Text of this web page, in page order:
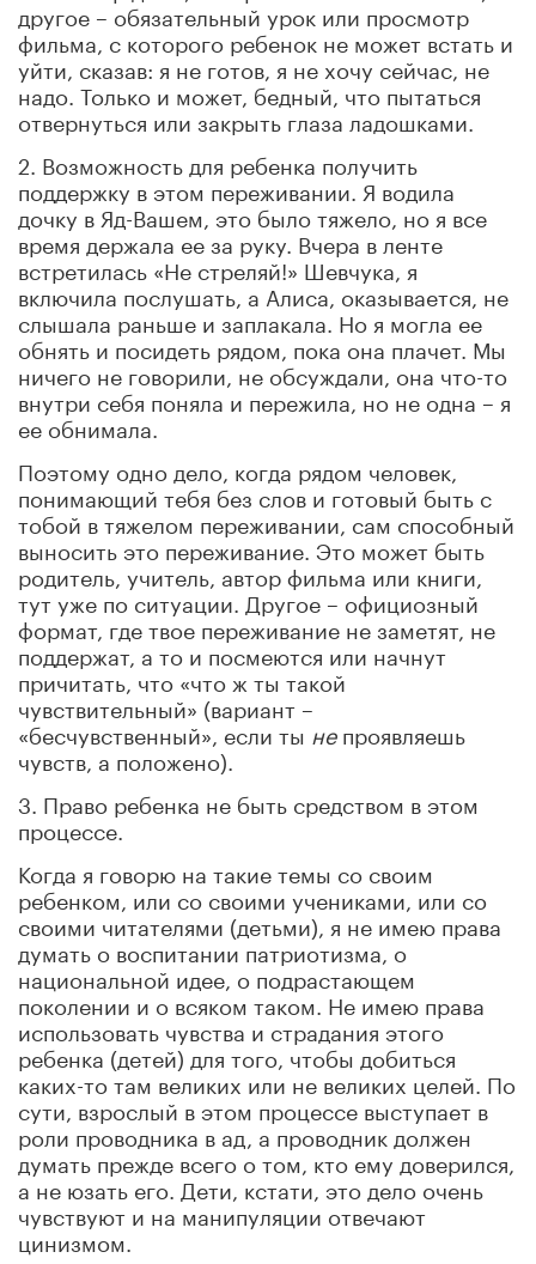
другое – обязательный урок или просмотр
фильма, с которого ребенок не может встать и
уйти, сказав: я не готов, я не хочу сейчас, не
надо. Только и может, бедный, что пытаться
отвернуться или закрыть глаза ладошками.
2. Возможность для ребенка получить
поддержку в этом переживании. Я водила
дочку в Яд-Вашем, это было тяжело, но я все
время держала ее за руку. Вчера в ленте
встретилась «Не стреляй!» Шевчука, я
включила послушать, а Алиса, оказывается, не
слышала раньше и заплакала. Но я могла ее
обнять и посидеть рядом, пока она плачет. Мы
ничего не говорили, не обсуждали, она что-то
внутри себя поняла и пережила, но не одна – я
ее обнимала.
Поэтому одно дело, когда рядом человек,
понимающий тебя без слов и готовый быть с
тобой в тяжелом переживании, сам способный
выносить это переживание. Это может быть
родитель, учитель, автор фильма или книги,
тут уже по ситуации. Другое – официозный
формат, где твое переживание не заметят, не
поддержат, а то и посмеются или начнут
причитать, что «что ж ты такой
чувствительный» (вариант –
«бесчувственный», если ты непроявляешь
чувств, а положено).
3. Право ребенка не быть средством в этом
процессе.
Когда я говорю на такие темы со своим
ребенком, или со своими учениками, или со
своими читателями (детьми), я не имею права
думать о воспитании патриотизма, о
национальной идее, о подрастающем
поколении и о всяком таком. Не имею права
использовать чувства и страдания этого
ребенка (детей) для того, чтобы добиться
каких-то там великих или не великих целей. По
сути, взрослый в этом процессе выступает в
роли проводника в ад, а проводник должен
думать прежде всего о том, кто ему доверился,
а не юзать его. Дети, кстати, это дело очень
чувствуют и на манипуляции отвечают
цинизмом.